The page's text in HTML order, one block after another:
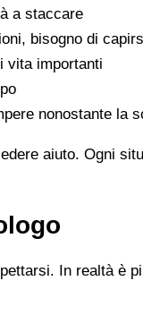
a staccare
bisogno di
vita importanti
nonostante la
aiuto. Ogni
In realtà è